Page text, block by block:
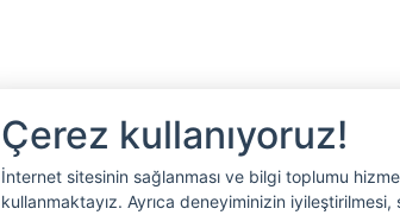
Çerez kullanıyoruz!
İnternet sitesinin sağlanması ve bilgi toplumu
kullanmaktayız. Ayrıca deneyiminizin